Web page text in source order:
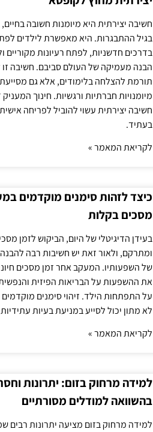
חשיבה יצירתית היא מיומנות חשובה
בגיל ההתבגרות. היא מאפשרת לילדים
בדרכים חדשניות, לפתח רעיונות מקוריים
הבנה מעמיקה של העולם סביבם. חשיבה
תורמת להצלחה בלימודים, אלא גם
מיומנויות חברתיות ורגשיות. חינוך
חשיבה יצירתית עשוי להוביל לפריחה
בעתיד.
לקריאת המאמר »
כיצד לזהות סימנים מוקדמים
מסכים בקלות
בעידן הדיגיטלי של היום, הביקוש לזמן
ומתרקם, ולאור זאת יש חשיבות רבה
של השפעותיו. המעקב אחר זמן מסכים
את ההשפעות על הבריאות הפיזית
על התפתחות הילד. זיהוי סימנים
לא מתון יכול לסייע במניעת בעיות
לקריאת המאמר »
למידה מרחוק בזום: יתרונות
בהשוואה למודלים מסורתיים
למידה מרחוק בזום מציעה יתרונות רבים